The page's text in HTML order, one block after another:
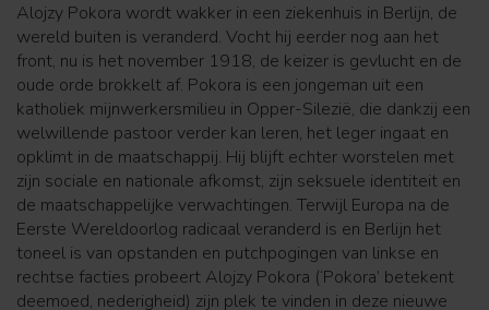
Alojzy Pokora wordt wakker in een ziekenhuis in Berlijn, de
wereld buiten is veranderd. Vocht hij eerder nog aan het
front, nu is het november 1918, de keizer is gevlucht en de
oude orde brokkelt af. Pokora is een jongeman uit een
katholiek mijnwerkersmilieu in Opper-Silezië, die dankzij een
welwillende pastoor verder kan leren, het leger ingaat en
opklimt in de maatschappij. Hij blijft echter worstelen met
zijn sociale en nationale afkomst, zijn seksuele identiteit en
de maatschappelijke verwachtingen. Terwijl Europa na de
Eerste Wereldoorlog radicaal veranderd is en Berlijn het
toneel is van opstanden en putchpogingen van linkse en
rechtse facties probeert Alojzy Pokora (‘Pokora’ betekent
deemoed, nederigheid) zijn plek te vinden in deze nieuwe